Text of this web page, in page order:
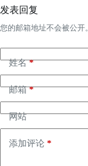
发表回复
您的邮箱地址不会被公开。
姓名*
邮箱*
网站
添加评论 *